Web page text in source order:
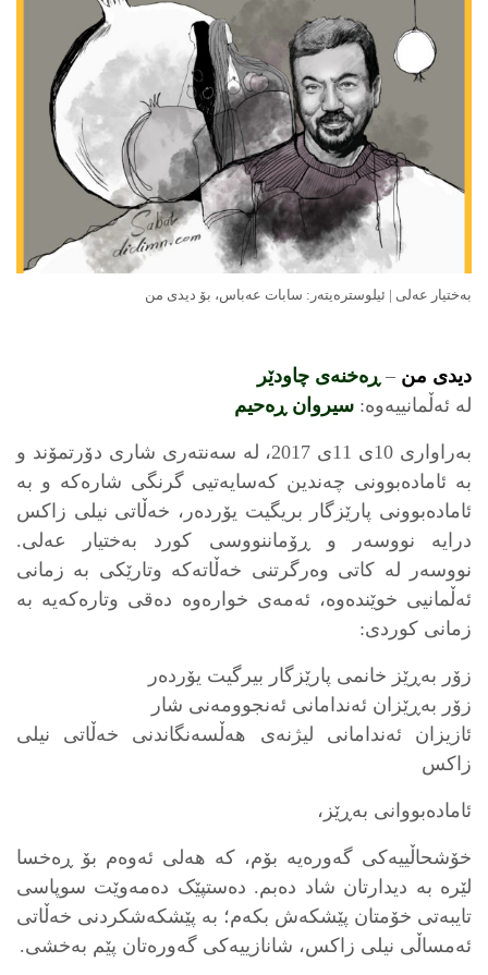
به‌ختیار عه‌لی | ئیلوستره‌یته‌ر: سابات عه‌باس، بۆ دیدی من
دیدی من – ڕه‌خنه‌ی چاودێر
لە ئەڵمانییەوە: سیروان ڕەحیم
به‌راواری 10ی 11ی 2017، لە سەنتەری شاری دۆرتمۆند و
بە ئامادەبوونی چەندین کەسایەتیی گرنگی شارەکە و بە
ئامادەبوونی پارێزگار بریگیت یۆردەر، خەڵاتی نیلی زاکس
درایە نووسەر و ڕۆماننووسی کورد بەختیار عەلی.
نووسه‌ر له‌ كاتی وه‌رگرتنی خه‌ڵاته‌كه‌ وتارێكی به‌ زمانی
ئه‌ڵمانیی خوێنده‌وه‌، ئه‌مه‌ی خواره‌وه‌ ده‌قی وتاره‌كه‌یه‌ به‌
زمانی كوردی:
زۆر بەڕێز خانمی پارێزگار بیرگیت یۆردەر
زۆر بەڕێزان ئەندامانی ئەنجوومەنی شار
ئازیزان ئەندامانی لیژنەی هەڵسەنگاندنی خەڵاتی نیلی
زاکس
ئامادەبووانی بەڕێز،
خۆشحاڵییەکی گەورەیە بۆم، کە هەلی ئەوەم بۆ ڕەخسا
لێرە بە دیدارتان شاد دەبم. دەستپێک دەمەوێت سوپاسی
تایبەتی خۆمتان پێشکەش بکەم؛ بە پێشکەشکردنی خەڵاتی
ئەمساڵی نیلی زاکس، شانازییەکی گەورەتان پێم بەخشی.